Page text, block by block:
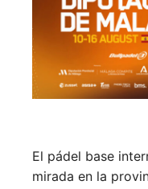
El pádel base
mirada en la